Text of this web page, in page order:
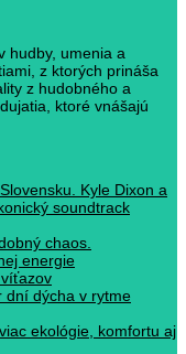
hudby, umenia a
z ktorých prináša
z hudobného a
ktoré vnášajú
Kyle Dixon a
soundtrack
chaos.
energie
dní dýcha v rytme
ekológie, komfortu aj